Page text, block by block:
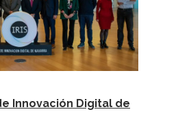
Innovación Digital de